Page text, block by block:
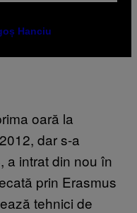
Hanciu
oară la
dar s-a
a intrat din nou în
prin Erasmus
tehnici de